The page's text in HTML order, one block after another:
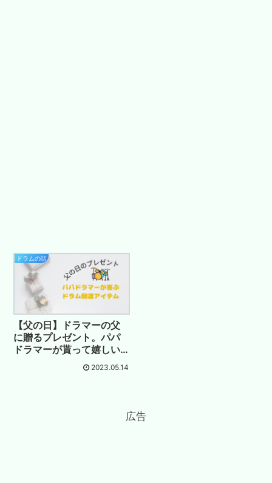
ドラムの話
【父の日】ドラマーの父
に贈るプレゼント。パパ
ドラマーが貰って嬉しい
ドラム関連ギフト 2023.05.14
広告